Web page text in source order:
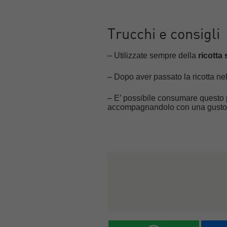
Trucchi e consigli
– Utilizzate sempre della ricotta
– Dopo aver passato la ricotta
– E’ possibile consumare
accompagnandolo con una